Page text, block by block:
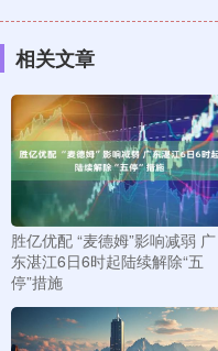
相关文章
胜亿优配 “麦德姆”影响减弱 广
东湛江6日6时起陆续解除“五
停”措施